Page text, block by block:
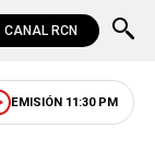
CANAL RCN
EMISIÓN 11:30 PM